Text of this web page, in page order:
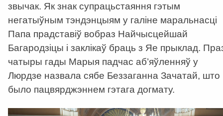
звычак. Як знак супрацьстаяння гэтым
негатыўным тэндэнцыям у галіне маральнасці
Папа прадставіў вобраз Найчысцейшай
Багародзіцы і заклікаў браць з Яе прыклад.
чатыры гады Марыя падчас аб’яўленняў у
Люрдзе назвала сябе Беззаганна Зачатай, што
было пацвярджэннем гэтага догмату.